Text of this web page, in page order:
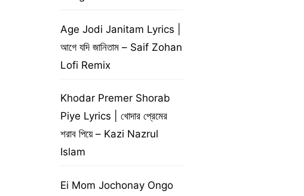
Age Jodi Janitam Lyrics |
আগে যদি জানিতাম – Saif Zohan
Lofi Remix
Khodar Premer Shorab
Piye Lyrics | খোদার প্রেমের
শরাব পিয়ে – Kazi Nazrul
Islam
Ei Mom Jochonay Ongo